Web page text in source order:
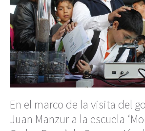
En el marco de la visita del
Juan Manzur a la escuela